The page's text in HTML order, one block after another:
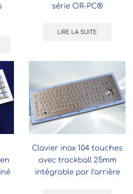
série OR-PC®
LIRE LA SUITE
Clavier inox 104 touches
avec trackball 25mm
intégrable par l’arrière